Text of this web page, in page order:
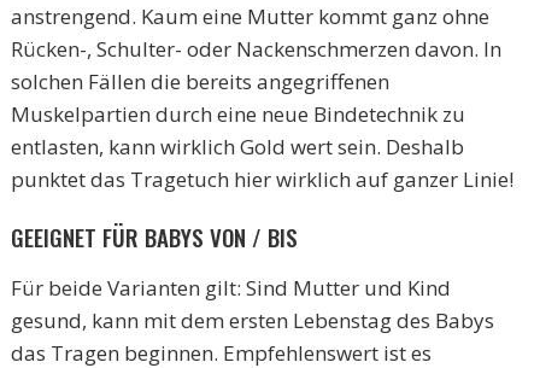
anstrengend. Kaum eine Mutter kommt ganz ohne
Rücken-, Schulter- oder Nackenschmerzen davon. In
solchen Fällen die bereits angegriffenen
Muskelpartien durch eine neue Bindetechnik zu
entlasten, kann wirklich Gold wert sein. Deshalb
punktet das Tragetuch hier wirklich auf ganzer Linie!
GEEIGNET FÜR BABYS VON / BIS
Für beide Varianten gilt: Sind Mutter und Kind
gesund, kann mit dem ersten Lebenstag des Babys
das Tragen beginnen. Empfehlenswert ist es